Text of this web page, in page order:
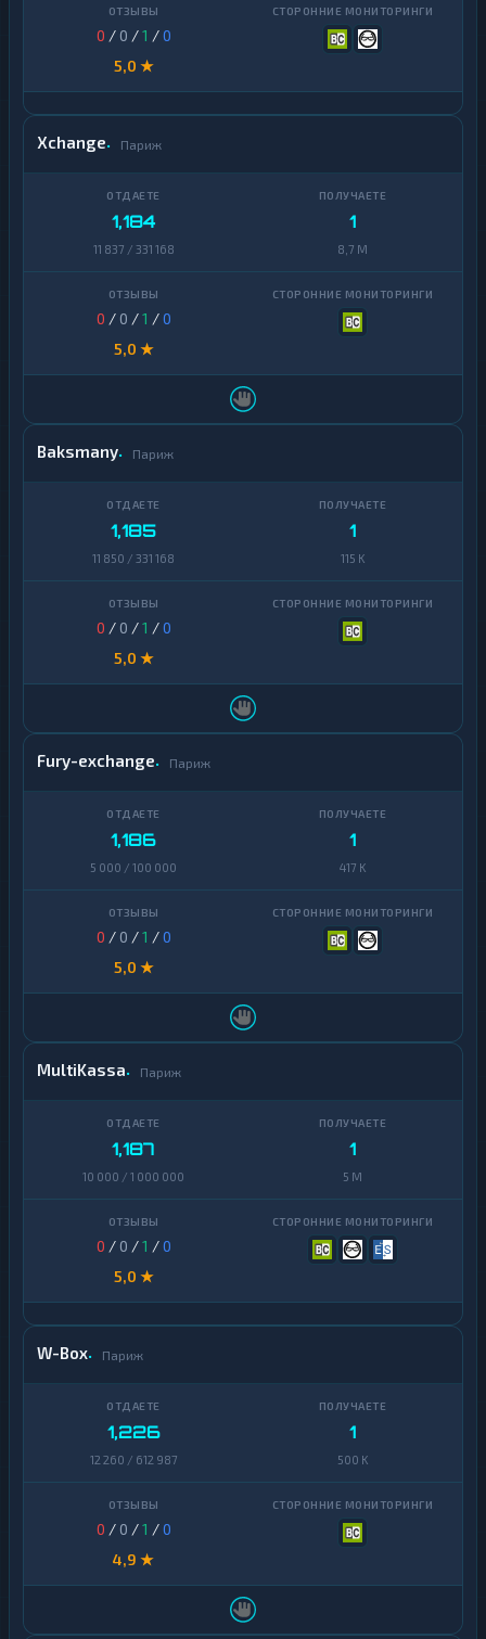
0 / 0 /1 /0
5,0 ★
Xchange Париж
1,184
11 837 / 331 168
1
8,7 M
0 / 0 /1 /0
5,0 ★
Baksmany Париж
1,185
11 850 / 331 168
1
115 K
0 / 0 /1 /0
5,0 ★
Fury-exchange Париж
1,186
5 000 / 100 000
1
417 K
0 / 0 /1 /0
5,0 ★
MultiKassa Париж
1,187
10 000 / 1 000 000
1
5 M
0 / 0 /1 /0
5,0 ★
W-Box Париж
1,226
12 260 / 612 987
1
500 K
0 / 0 /1 /0
4,9 ★